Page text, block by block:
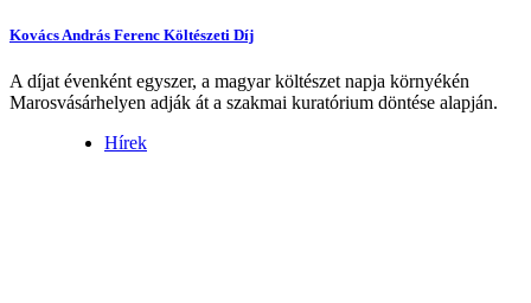
Kovács András Ferenc Költészeti Díj
A díjat évenként egyszer, a magyar költészet napja környékén
Marosvásárhelyen adják át a szakmai kuratórium döntése alapján.
Hírek